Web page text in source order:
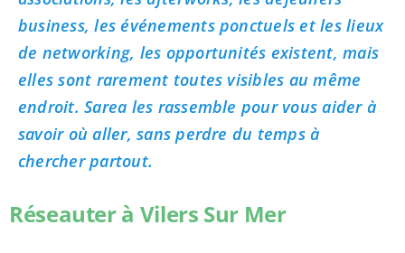
business, les événements ponctuels et les lieux
de networking, les opportunités existent, mais
elles sont rarement toutes visibles au même
endroit. Sarea les rassemble pour vous aider à
savoir où aller, sans perdre du temps à
chercher partout.
Réseauter à Vilers Sur Mer